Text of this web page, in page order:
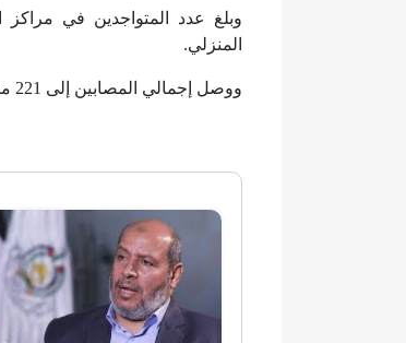
المنزلي.
ووصل إجمالي المصابين إلى 221 منذ مارس الماضي، تعافى منهم 72 حالة.